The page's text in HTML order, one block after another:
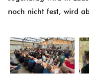
noch nicht fest, wird